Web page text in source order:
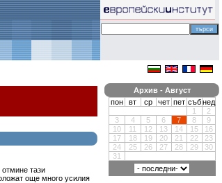
тази
още много усилия
Архив - Август
пон
вт ср чет пет съб нед
1
2
3
4 5 6 7 8
9
10
11 12 13 14 15
16
17
18 19 20 21 22
23
24
25 26 27 28 29
30
31